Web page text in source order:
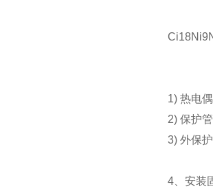
1) 热电
2) 保护
3) 外保
4、安装